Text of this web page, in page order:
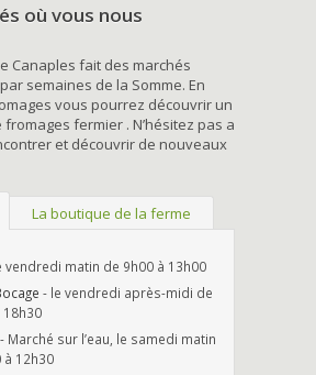
où vous nous
Canaples fait des marchés
semaines de la Somme. En
vous pourrez découvrir un
fermier . N’hésitez pas a
et découvrir de nouveaux
La boutique de la ferme
vendredi matin de 9h00 à 13h00
- le vendredi après-midi de
18h30
- Marché sur l’eau, le samedi matin
à 12h30